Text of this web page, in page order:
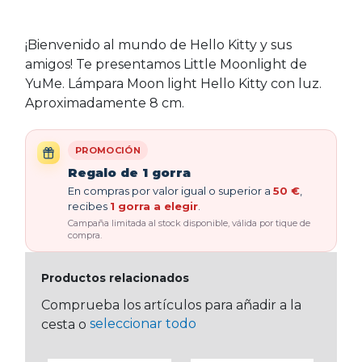
¡Bienvenido al mundo de Hello Kitty y sus
amigos! Te presentamos Little Moonlight de
YuMe. Lámpara Moon light Hello Kitty con luz.
Aproximadamente 8 cm.
PROMOCIÓN
Regalo de 1 gorra
En compras por valor igual o superior a 50 €
recibes 1 gorra a elegir
Campaña limitada al stock disponible, válida por tique de
compra.
Productos relacionados
Comprueba los artículos para añadir a la
cesta o seleccionar todo